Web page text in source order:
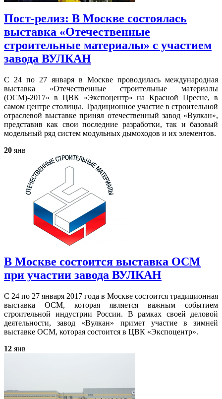
Пост-релиз: В Москве состоялась
выставка «Отечественные
строительные материалы» с участием
завода ВУЛКАН
С 24 по 27 января в Москве проводилась международная
выставка «Отечественные строительные материалы
(ОСМ)-2017» в ЦВК «Экспоцентр» на Красной Пресне, в
самом центре столицы. Традиционное участие в строительной
отраслевой выставке принял отечественный завод «Вулкан»,
представив как свои последние разработки, так и базовый
модельный ряд систем модульных дымоходов и их элементов.
20 янв
В Москве состоится выставка ОСМ
при участии завода ВУЛКАН
С 24 по 27 января 2017 года в Москве состоится традиционная
выставка ОСМ, которая является важным событием
строительной индустрии России. В рамках своей деловой
деятельности, завод «Вулкан» примет участие в зимней
выставке ОСМ, которая состоится в ЦВК «Экспоцентр».
12 янв